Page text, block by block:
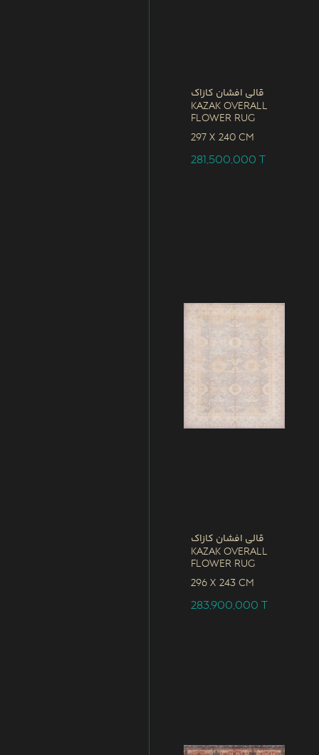
قالی افشان کازاک
Kazak Overall
Flower Rug
297 x 240 CM
281,500,000T
قالی افشان کازاک
Kazak Overall
Flower Rug
296 x 243 CM
283,900,000T